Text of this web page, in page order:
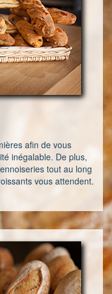
afin de vous
inégalable. De plus,
tout au long
vous attendent.